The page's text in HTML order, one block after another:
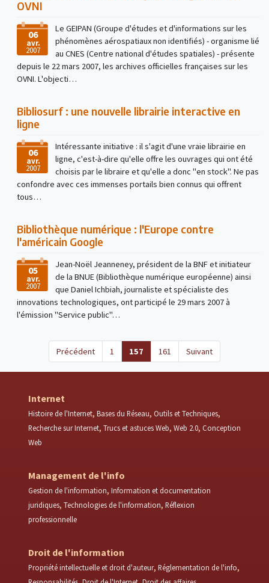
OVNI
06
avr.
2007
Le GEIPAN (Groupe d'études et d'informations sur les
phénomènes aérospatiaux non identifiés) - organisme lié
au CNES (Centre national d'études spatiales) - présente
depuis le 22 mars 2007, les archives officielles françaises sur les
OVNI. L'objecti…
Bibliosurf : une nouvelle librairie interactive en
ligne
06
avr.
2007
Intéressante initiative : il s'agit d'une vraie librairie en
ligne, c'est-à-dire qu'elle offre les ouvrages qui ont été
choisis par le libraire et qu'elle a donc "en stock". Ne pas
confondre avec ces immenses portails bien connus qui offrent
tous…
Bibliothèque numérique : l'Europe contre
l'américain Google
05
avr.
2007
Jean-Noël Jeanneney, président de la BNF et initiateur
de la BNUE (Bibliothèque numérique européenne) ainsi
que Daniel Ichbiah, journaliste et spécialiste des
innovations technologiques, ont participé le 29 mars 2007 à
l'émission "Service public"…
Précédent 1 157 (current)
161 Suivant
Internet
Histoire de l'Internet Bases du Réseau Outils et Techniques
Recherche sur Internet Trucs et astuces Web Web 2.0 Conception
Web
Management de l'info
Gestion de l'information Information et documentation
juridiques Technologies de l'information Réflexion
professionnelle
Droit de l'information
Propriété intellectuelle et droit d'auteur Réglementation de l'info